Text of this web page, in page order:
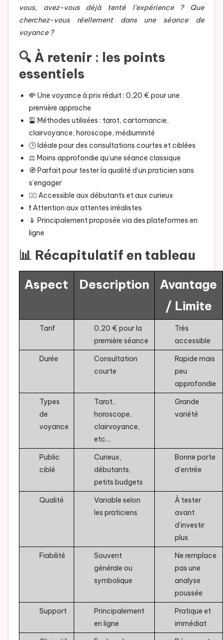
vous, avez-vous déjà tenté l’expérience ? Que
cherchez-vous réellement dans une séance de
voyance ?
🔍 À retenir : les points
essentiels
💸 Une voyance à prix réduit : 0,20 € pour une
première approche
🎴 Méthodes utilisées : tarot, cartomancie,
clairvoyance, horoscope, médiumnité
🕒 Idéale pour des consultations courtes et ciblées
⚖️ Moins approfondie qu’une séance classique
🧭 Parfait pour tester la qualité d’un praticien sans
s’engager
🧘‍♀️ Accessible aux débutants et aux curieux
❗ Attention aux attentes irréalistes
📱 Principalement proposée via des plateformes en
ligne
📊 Récapitulatif en tableau
Aspect Description
Avantage
/ Limite
Tarif
0,20 € pour la
première séance
Très
accessible
Durée
Consultation
courte
Rapide mais
peu
approfondie
Types
de
voyance
Tarot,
horoscope,
clairvoyance,
etc…
Grande
variété
Public
ciblé
Curieux,
débutants,
petits budgets
Bonne porte
d’entrée
Qualité
Variable selon
les praticiens
À tester
avant
d’investir
plus
Fiabilité
Souvent
générale ou
symbolique
Ne remplace
pas une
analyse
poussée
Support
Principalement
en ligne
Pratique et
immédiat